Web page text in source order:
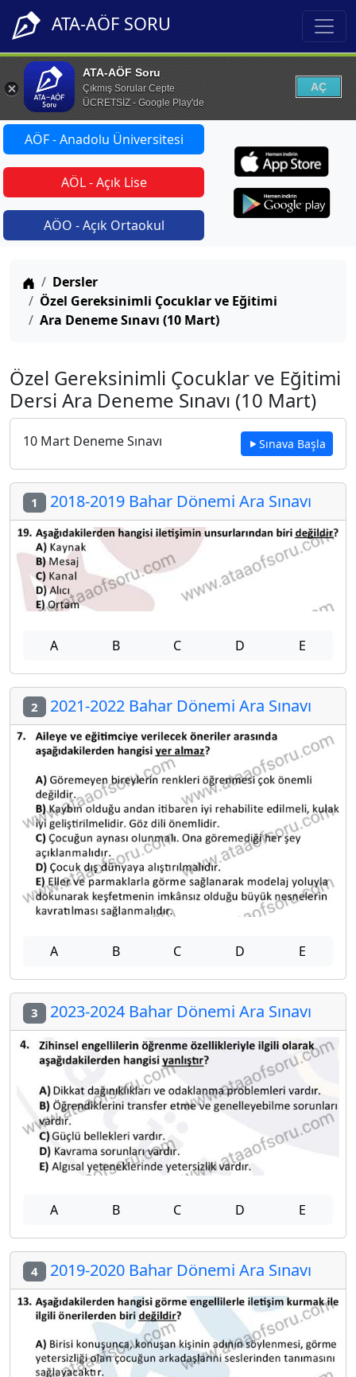
ATA-AÖF SORU
ATA-AÖF Soru
Çıkmış Sorular Cepte
ÜCRETSİZ - Google Play'de
AÇ
AÖF - Anadolu Üniversitesi
AÖL - Açık Lise
AÖO - Açık Ortaokul
Anasayfa
Dersler
Özel Gereksinimli Çocuklar ve Eğitimi
Ara Deneme Sınavı (10 Mart)
Özel Gereksinimli Çocuklar ve Eğitimi
Dersi Ara Deneme Sınavı (10 Mart)
10 Mart Deneme Sınavı Sınava Başla
1 2018-2019 Bahar Dönemi Ara Sınavı
A B C D E
2 2021-2022 Bahar Dönemi Ara Sınavı
A B C D E
3 2023-2024 Bahar Dönemi Ara Sınavı
A B C D E
4 2019-2020 Bahar Dönemi Ara Sınavı